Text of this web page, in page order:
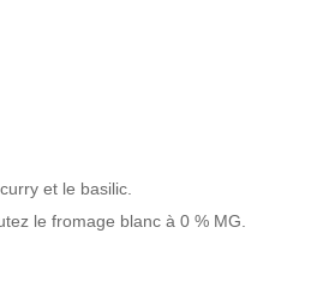
et le basilic.
le fromage blanc à 0 % MG.